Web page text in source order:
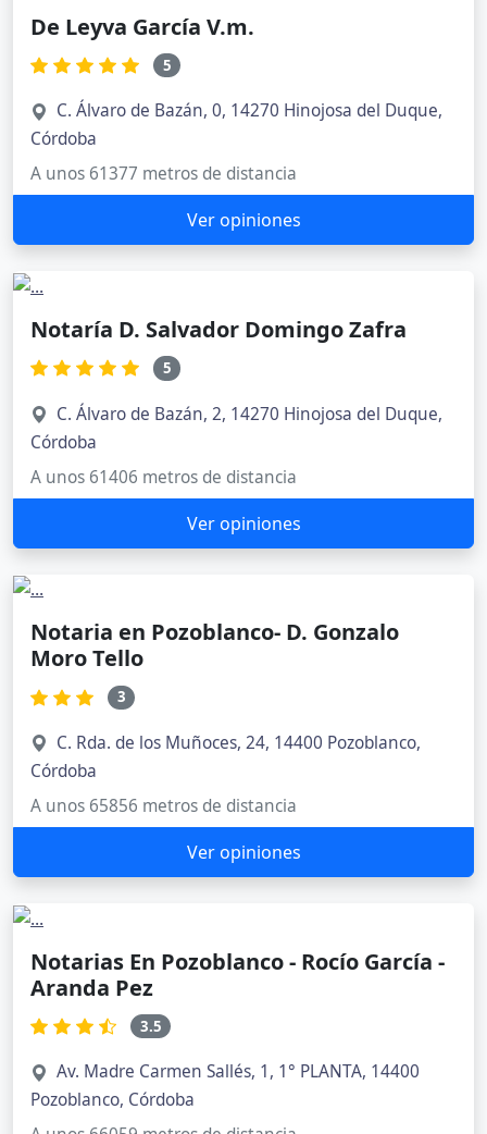
De Leyva García V.m.
5
C. Álvaro de Bazán, 0, 14270 Hinojosa del Duque,
Córdoba
A unos 61377 metros de distancia
Ver opiniones
Notaría D. Salvador Domingo Zafra
5
C. Álvaro de Bazán, 2, 14270 Hinojosa del Duque,
Córdoba
A unos 61406 metros de distancia
Ver opiniones
Notaria en Pozoblanco- D. Gonzalo
Moro Tello
3
C. Rda. de los Muñoces, 24, 14400 Pozoblanco,
Córdoba
A unos 65856 metros de distancia
Ver opiniones
Notarias En Pozoblanco - Rocío García -
Aranda Pez
3.5
Av. Madre Carmen Sallés, 1, 1° PLANTA, 14400
Pozoblanco, Córdoba